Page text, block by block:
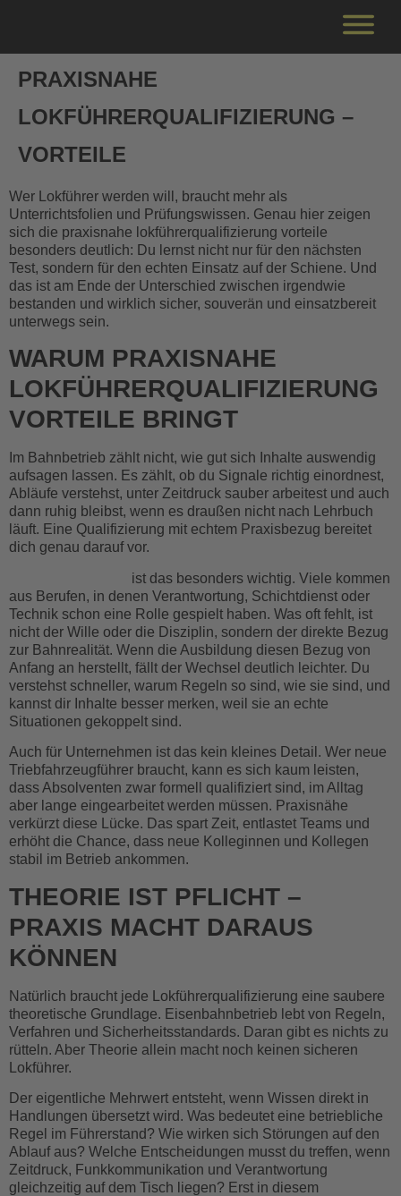
PRAXISNAHE
LOKFÜHRERQUALIFIZIERUNG –
VORTEILE
Wer Lokführer werden will, braucht mehr als
Unterrichtsfolien und Prüfungswissen. Genau hier zeigen
sich die praxisnahe lokführerqualifizierung vorteile
besonders deutlich: Du lernst nicht nur für den nächsten
Test, sondern für den echten Einsatz auf der Schiene. Und
das ist am Ende der Unterschied zwischen irgendwie
bestanden und wirklich sicher, souverän und einsatzbereit
unterwegs sein.
WARUM PRAXISNAHE
LOKFÜHRERQUALIFIZIERUNG
VORTEILE BRINGT
Im Bahnbetrieb zählt nicht, wie gut sich Inhalte auswendig
aufsagen lassen. Es zählt, ob du Signale richtig einordnest,
Abläufe verstehst, unter Zeitdruck sauber arbeitest und auch
dann ruhig bleibst, wenn es draußen nicht nach Lehrbuch
läuft. Eine Qualifizierung mit echtem Praxisbezug bereitet
dich genau darauf vor.
ist das besonders wichtig. Viele kommen
aus Berufen, in denen Verantwortung, Schichtdienst oder
Technik schon eine Rolle gespielt haben. Was oft fehlt, ist
nicht der Wille oder die Disziplin, sondern der direkte Bezug
zur Bahnrealität. Wenn die Ausbildung diesen Bezug von
Anfang an herstellt, fällt der Wechsel deutlich leichter. Du
verstehst schneller, warum Regeln so sind, wie sie sind, und
kannst dir Inhalte besser merken, weil sie an echte
Situationen gekoppelt sind.
Auch für Unternehmen ist das kein kleines Detail. Wer neue
Triebfahrzeugführer braucht, kann es sich kaum leisten,
dass Absolventen zwar formell qualifiziert sind, im Alltag
aber lange eingearbeitet werden müssen. Praxisnähe
verkürzt diese Lücke. Das spart Zeit, entlastet Teams und
erhöht die Chance, dass neue Kolleginnen und Kollegen
stabil im Betrieb ankommen.
THEORIE IST PFLICHT –
PRAXIS MACHT DARAUS
KÖNNEN
Natürlich braucht jede Lokführerqualifizierung eine saubere
theoretische Grundlage. Eisenbahnbetrieb lebt von Regeln,
Verfahren und Sicherheitsstandards. Daran gibt es nichts zu
rütteln. Aber Theorie allein macht noch keinen sicheren
Lokführer.
Der eigentliche Mehrwert entsteht, wenn Wissen direkt in
Handlungen übersetzt wird. Was bedeutet eine betriebliche
Regel im Führerstand? Wie wirken sich Störungen auf den
Ablauf aus? Welche Entscheidungen musst du treffen, wenn
Zeitdruck, Funkkommunikation und Verantwortung
gleichzeitig auf dem Tisch liegen? Erst in diesem